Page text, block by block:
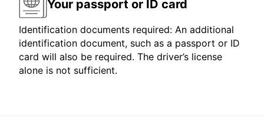
Your passport or ID card
Identification documents required: An additional
identification document, such as a passport or ID
card will also be required. The driver’s license
alone is not sufficient.